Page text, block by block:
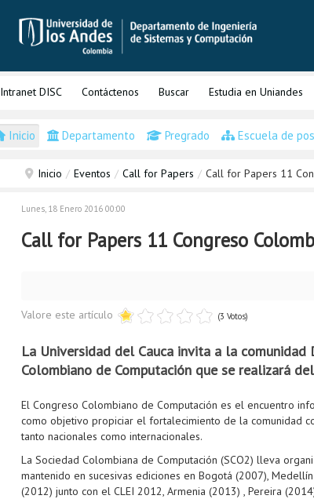
Intranet DISC Contáctenos Buscar Estudia en Uniandes
Inicio Departamento Pregrado Escuela de
Inicio / Eventos / Call for Papers / Call for Papers 11
Lunes, 18 Enero 2016 00:00
Call for Papers 11 Congreso
Valore este artículo (3 Votos)
La Universidad del Cauca invita a la
Colombiano de Computación que se realizará
El Congreso Colombiano de Computación es el encuentro
como objetivo propiciar el fortalecimiento de la comunidad
tanto nacionales como internacionales.
La Sociedad Colombiana de Computación (SCO2) lleva
mantenido en sucesivas ediciones en Bogotá (2007),
(2012) junto con el CLEI 2012, Armenia (2013) , Pereira